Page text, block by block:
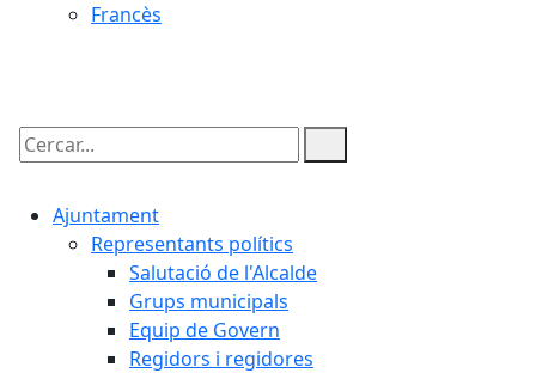
Francès
Cercar:
Ajuntament
Representants polítics
Salutació de l'Alcalde
Grups municipals
Equip de Govern
Regidors i regidores